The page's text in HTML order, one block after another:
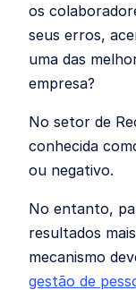
os
seus erros,
uma das
empresa?
No setor de
conhecida
ou negativo.
No entanto,
resultados
mecanismo
gestão de